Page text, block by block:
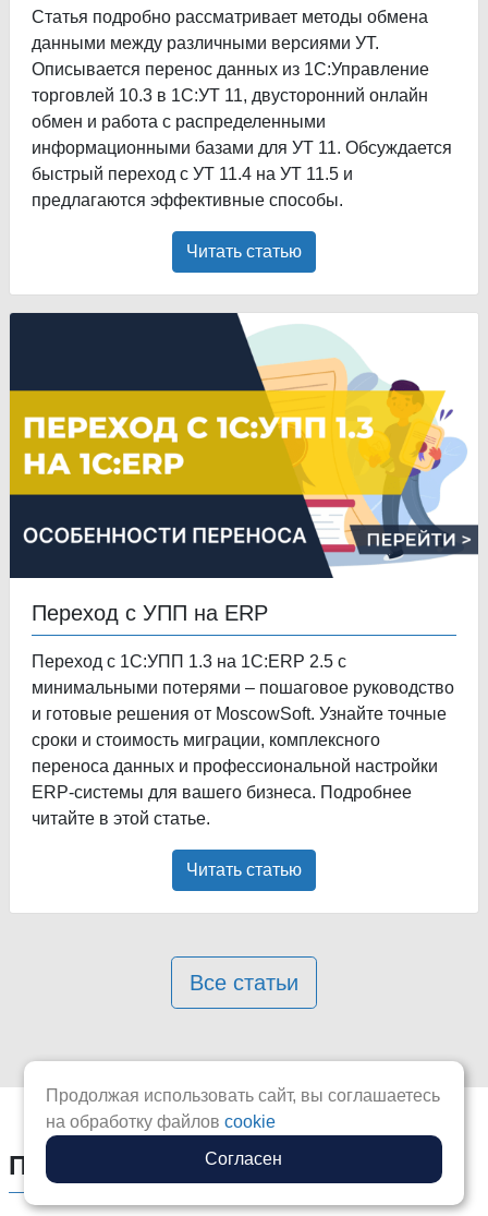
Статья подробно рассматривает методы обмена
данными между различными версиями УТ.
Описывается перенос данных из 1С:Управление
торговлей 10.3 в 1С:УТ 11, двусторонний онлайн
обмен и работа с распределенными
информационными базами для УТ 11. Обсуждается
быстрый переход с УТ 11.4 на УТ 11.5 и
предлагаются эффективные способы.
Читать статью
Переход с УПП на ERP
Переход с 1С:УПП 1.3 на 1С:ERP 2.5 с
минимальными потерями – пошаговое руководство
и готовые решения от MoscowSoft. Узнайте точные
сроки и стоимость миграции, комплексного
переноса данных и профессиональной настройки
ERP-системы для вашего бизнеса. Подробнее
читайте в этой статье.
Читать статью
Все статьи
Полезные видео по 1С
Продолжая использовать сайт, вы соглашаетесь
на обработку файловcookie
Согласен